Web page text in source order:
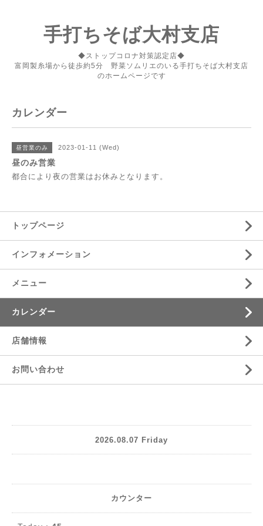
手打ちそば大村支店
◆ストップコロナ対策認定店◆
富岡製糸場から徒歩約5分 野菜ソムリエのいる手打ちそば大村支店
のホームページです
カレンダー
昼営業のみ 2023-01-11 (Wed)
昼のみ営業
都合により夜の営業はお休みとなります。
トップページ
インフォメーション
メニュー
カレンダー
店舗情報
お問い合わせ
2026.08.07 Friday
カウンター